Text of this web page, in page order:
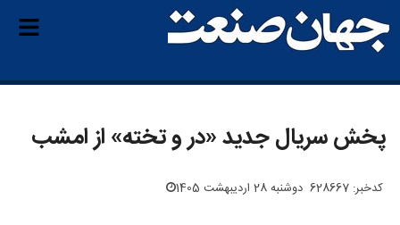
پخش سریال جدید «در و تخته» از امشب
کدخبر: 628667 دوشنبه 28 اردیبهشت 1405